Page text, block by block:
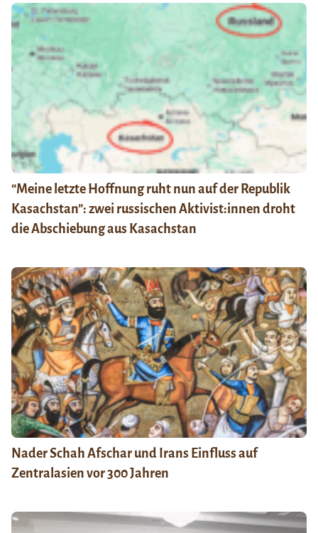
“Meine letzte Hoffnung ruht nun auf der Republik
Kasachstan”: zwei russischen Aktivist:innen droht
die Abschiebung aus Kasachstan
Nader Schah Afschar und Irans Einfluss auf
Zentralasien vor 300 Jahren